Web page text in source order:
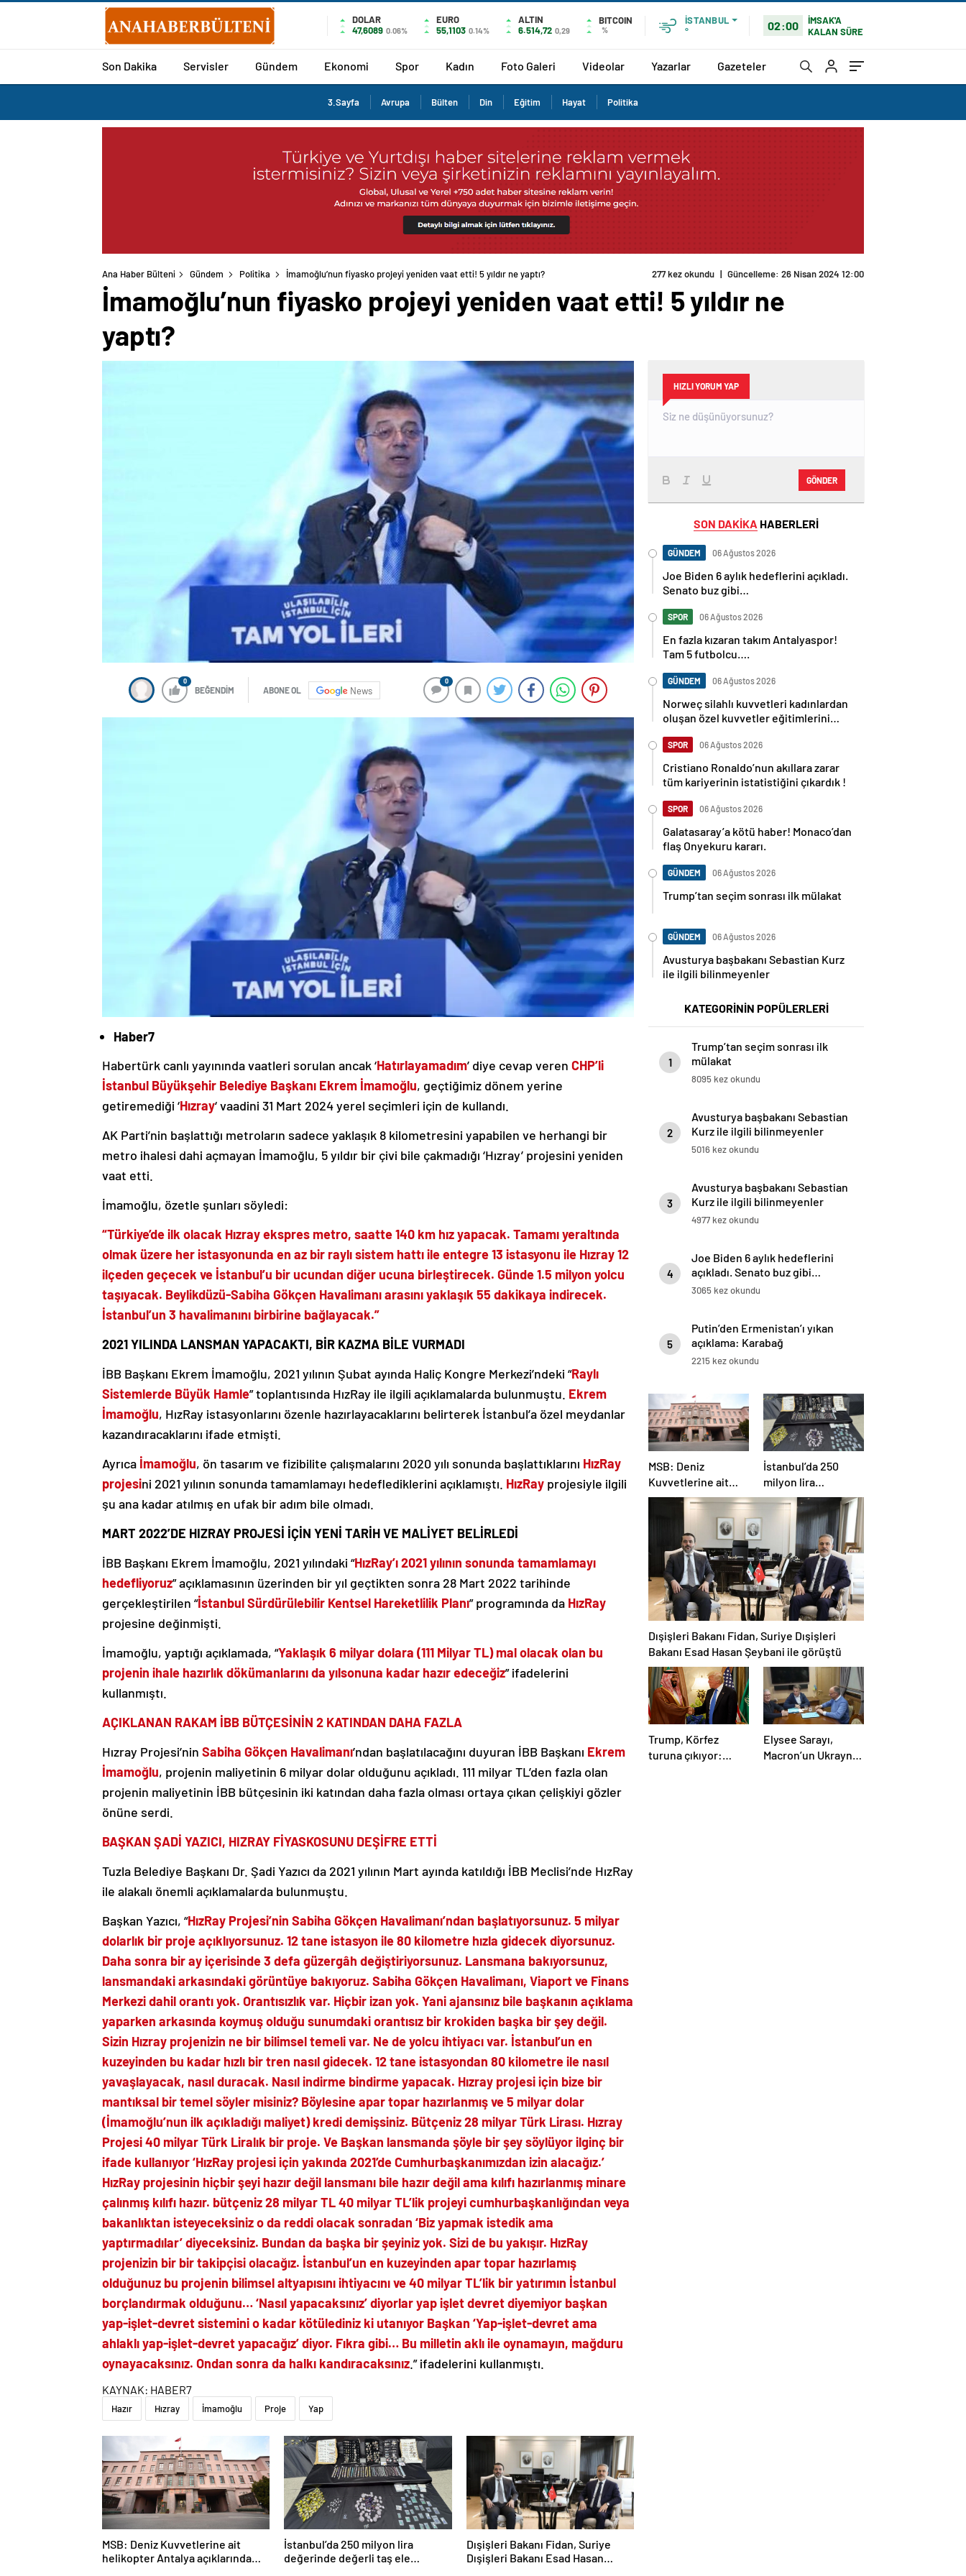
DOLAR
47,6089 0.06%
EURO
55,1103 0.14%
ALTIN
6.514,72 0,29
BITCOIN
%
İSTANBUL
°
02:00
İMSAK'A
KALAN SÜRE
Son Dakika Servisler Gündem Ekonomi Spor Kadın Foto Galeri Videolar Yazarlar Gazeteler
3.Sayfa Avrupa Bülten Din Eğitim Hayat Politika
Ana Haber Bülteni Gündem Politika İmamoğlu’nun fiyasko projeyi yeniden vaat etti! 5 yıldır ne yaptı?
İmamoğlu’nun fiyasko projeyi yeniden vaat etti! 5 yıldır ne
yaptı?
0
BEĞENDİM ABONE OL News
0
Haber7
Habertürk canlı yayınında vaatleri sorulan ancak ‘Hatırlayamadım’ diye cevap veren CHP’li
İstanbul Büyükşehir Belediye Başkanı Ekrem İmamoğlu, geçtiğimiz dönem yerine
getiremediği ‘Hızray‘ vaadini 31 Mart 2024 yerel seçimleri için de kullandı.
AK Parti’nin başlattığı metroların sadece yaklaşık 8 kilometresini yapabilen ve herhangi bir
metro ihalesi dahi açmayan İmamoğlu, 5 yıldır bir çivi bile çakmadığı ‘Hızray’ projesini yeniden
vaat etti.
İmamoğlu, özetle şunları söyledi:
“Türkiye’de ilk olacak Hızray ekspres metro, saatte 140 km hız yapacak. Tamamı yeraltında
olmak üzere her istasyonunda en az bir raylı sistem hattı ile entegre 13 istasyonu ile Hızray 12
ilçeden geçecek ve İstanbul’u bir ucundan diğer ucuna birleştirecek. Günde 1.5 milyon yolcu
taşıyacak. Beylikdüzü-Sabiha Gökçen Havalimanı arasını yaklaşık 55 dakikaya indirecek.
İstanbul’un 3 havalimanını birbirine bağlayacak.”
2021 YILINDA LANSMAN YAPACAKTI, BİR KAZMA BİLE VURMADI
İBB Başkanı Ekrem İmamoğlu, 2021 yılının Şubat ayında Haliç Kongre Merkezi’ndeki “Raylı
Sistemlerde Büyük Hamle” toplantısında HızRay ile ilgili açıklamalarda bulunmuştu. Ekrem
İmamoğlu, HızRay istasyonlarını özenle hazırlayacaklarını belirterek İstanbul’a özel meydanlar
kazandıracaklarını ifade etmişti.
Ayrıca İmamoğlu, ön tasarım ve fizibilite çalışmalarını 2020 yılı sonunda başlattıklarını HızRay
projesini 2021 yılının sonunda tamamlamayı hedeflediklerini açıklamıştı. HızRay projesiyle ilgili
şu ana kadar atılmış en ufak bir adım bile olmadı.
MART 2022’DE HIZRAY PROJESİ İÇİN YENİ TARİH VE MALİYET BELİRLEDİ
İBB Başkanı Ekrem İmamoğlu, 2021 yılındaki “HızRay’ı 2021 yılının sonunda tamamlamayı
hedefliyoruz” açıklamasının üzerinden bir yıl geçtikten sonra 28 Mart 2022 tarihinde
gerçekleştirilen “İstanbul Sürdürülebilir Kentsel Hareketlilik Planı” programında da HızRay
projesine değinmişti.
İmamoğlu, yaptığı açıklamada, “Yaklaşık 6 milyar dolara (111 Milyar TL) mal olacak olan bu
projenin ihale hazırlık dökümanlarını da yılsonuna kadar hazır edeceğiz” ifadelerini
kullanmıştı.
AÇIKLANAN RAKAM İBB BÜTÇESİNİN 2 KATINDAN DAHA FAZLA
Hızray Projesi’nin Sabiha Gökçen Havalimanı’ndan başlatılacağını duyuran İBB Başkanı Ekrem
İmamoğlu, projenin maliyetinin 6 milyar dolar olduğunu açıkladı. 111 milyar TL’den fazla olan
projenin maliyetinin İBB bütçesinin iki katından daha fazla olması ortaya çıkan çelişkiyi gözler
önüne serdi.
BAŞKAN ŞADİ YAZICI, HIZRAY FİYASKOSUNU DEŞİFRE ETTİ
Tuzla Belediye Başkanı Dr. Şadi Yazıcı da 2021 yılının Mart ayında katıldığı İBB Meclisi’nde HızRay
ile alakalı önemli açıklamalarda bulunmuştu.
Başkan Yazıcı, “HızRay Projesi’nin Sabiha Gökçen Havalimanı’ndan başlatıyorsunuz. 5 milyar
dolarlık bir proje açıklıyorsunuz. 12 tane istasyon ile 80 kilometre hızla gidecek diyorsunuz.
Daha sonra bir ay içerisinde 3 defa güzergâh değiştiriyorsunuz. Lansmana bakıyorsunuz,
lansmandaki arkasındaki görüntüye bakıyoruz. Sabiha Gökçen Havalimanı, Viaport ve Finans
Merkezi dahil orantı yok. Orantısızlık var. Hiçbir izan yok. Yani ajansınız bile başkanın açıklama
yaparken arkasında koymuş olduğu sunumdaki orantısız bir krokiden başka bir şey değil.
Sizin Hızray projenizin ne bir bilimsel temeli var. Ne de yolcu ihtiyacı var. İstanbul’un en
kuzeyinden bu kadar hızlı bir tren nasıl gidecek. 12 tane istasyondan 80 kilometre ile nasıl
yavaşlayacak, nasıl duracak. Nasıl indirme bindirme yapacak. Hızray projesi için bize bir
mantıksal bir temel söyler misiniz? Böylesine apar topar hazırlanmış ve 5 milyar dolar
(İmamoğlu’nun ilk açıkladığı maliyet) kredi demişsiniz. Bütçeniz 28 milyar Türk Lirası. Hızray
Projesi 40 milyar Türk Liralık bir proje. Ve Başkan lansmanda şöyle bir şey söylüyor ilginç bir
ifade kullanıyor ‘HızRay projesi için yakında 2021’de Cumhurbaşkanımızdan izin alacağız.’
HızRay projesinin hiçbir şeyi hazır değil lansmanı bile hazır değil ama kılıfı hazırlanmış minare
çalınmış kılıfı hazır. bütçeniz 28 milyar TL 40 milyar TL’lik projeyi cumhurbaşkanlığından veya
bakanlıktan isteyeceksiniz o da reddi olacak sonradan ‘Biz yapmak istedik ama
yaptırmadılar’ diyeceksiniz. Bundan da başka bir şeyiniz yok. Sizi de bu yakışır. HızRay
projenizin bir bir takipçisi olacağız. İstanbul’un en kuzeyinden apar topar hazırlamış
olduğunuz bu projenin bilimsel altyapısını ihtiyacını ve 40 milyar TL’lik bir yatırımın İstanbul
borçlandırmak olduğunu… ‘Nasıl yapacaksınız’ diyorlar yap işlet devret diyemiyor başkan
yap-işlet-devret sistemini o kadar kötülediniz ki utanıyor Başkan ‘Yap-işlet-devret ama
ahlaklı yap-işlet-devret yapacağız’ diyor. Fıkra gibi… Bu milletin aklı ile oynamayın, mağduru
oynayacaksınız. Ondan sonra da halkı kandıracaksınız.” ifadelerini kullanmıştı.
KAYNAK: HABER7
Hazır Hızray İmamoğlu Proje Yap
MSB: Deniz Kuvvetlerine ait
helikopter Antalya açıklarında
İstanbul’da 250 milyon lira
değerinde değerli taş ele
Dışişleri Bakanı Fidan, Suriye
Dışişleri Bakanı Esad Hasan
HIZLI YORUM YAP
GÖNDER
SON DAKİKA HABERLERİ
GÜNDEM 06 Ağustos 2026
Joe Biden 6 aylık hedeflerini açıkladı.
Senato buz gibi…
SPOR 06 Ağustos 2026
En fazla kızaran takım Antalyaspor!
Tam 5 futbolcu….
GÜNDEM 06 Ağustos 2026
Norweç silahlı kuvvetleri kadınlardan
oluşan özel kuvvetler eğitimlerini
SPOR 06 Ağustos 2026
Cristiano Ronaldo’nun akıllara zarar
tüm kariyerinin istatistiğini çıkardık !
SPOR 06 Ağustos 2026
Galatasaray’a kötü haber! Monaco’dan
flaş Onyekuru kararı.
GÜNDEM 06 Ağustos 2026
Trump’tan seçim sonrası ilk mülakat
GÜNDEM 06 Ağustos 2026
Avusturya başbakanı Sebastian Kurz
ile ilgili bilinmeyenler
KATEGORİNİN POPÜLERLERİ
1
Trump’tan seçim sonrası ilk
mülakat
8095 kez okundu
2
Avusturya başbakanı Sebastian
Kurz ile ilgili bilinmeyenler
5016 kez okundu
3
Avusturya başbakanı Sebastian
Kurz ile ilgili bilinmeyenler
4977 kez okundu
4
Joe Biden 6 aylık hedeflerini
açıkladı. Senato buz gibi…
3065 kez okundu
5
Putin’den Ermenistan’ı yıkan
açıklama: Karabağ
Azerbaycan’ın ayrılmaz bir
2215 kez okundu
MSB: Deniz
Kuvvetlerine ait
helikopter Antalya
açıklarında acil iniş
İstanbul’da 250
milyon lira
değerinde değerli
taş ele geçirildi
Dışişleri Bakanı Fidan, Suriye Dışişleri
Bakanı Esad Hasan Şeybani ile görüştü
Trump, Körfez
turuna çıkıyor:
Elysee Sarayı,
Macron’un Ukrayna